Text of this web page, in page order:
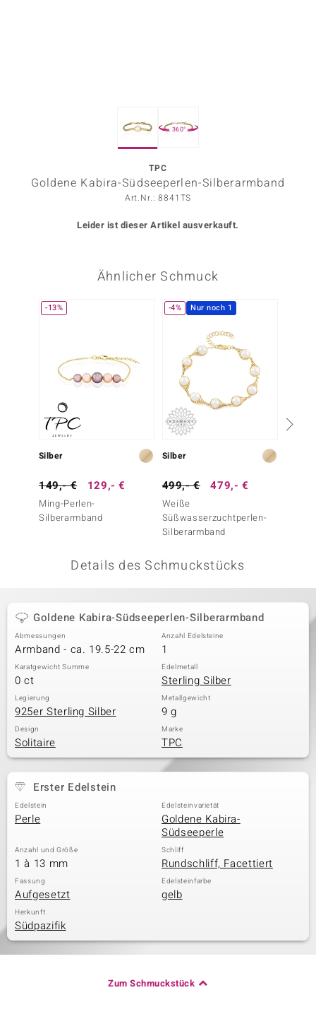
Collection
BY DE MELO
Classics
360°
TPC
Goldene Kabira-Südseeperlen-Silberarmband
Art.Nr.: 8841TS
Leider ist dieser Artikel ausverkauft.
Ähnlicher Schmuck
-13%
Silber
149,- € 129,- €
Ming-Perlen-
Silberarmband
-4% Nur noch 1
Silber
499,- € 479,- €
Weiße
Süßwasserzuchtperlen-
Silberarmband
Details des Schmuckstücks
Goldene Kabira-Südseeperlen-Silberarmband
Abmessungen
Armband - ca. 19.5-22 cm
Anzahl Edelsteine
1
Karatgewicht Summe
0 ct
Edelmetall
Sterling Silber
Legierung
925er Sterling Silber
Metallgewicht
9 g
Design
Solitaire
Marke
TPC
Erster Edelstein
Edelstein
Perle
Edelsteinvarietät
Goldene Kabira-
Südseeperle
Anzahl und Größe
1 à 13 mm
Schliff
Rundschliff, Facettiert
Fassung
Aufgesetzt
Edelsteinfarbe
gelb
Herkunft
Südpazifik
Zum Schmuckstück